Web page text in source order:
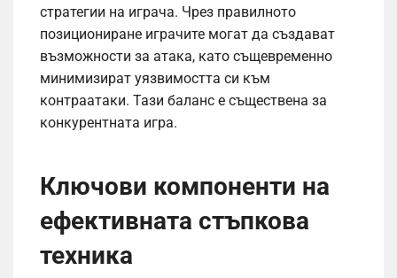
стратегии на играча. Чрез правилното
позициониране играчите могат да създават
възможности за атака, като същевременно
минимизират уязвимостта си към
контраатаки. Тази баланс е съществена за
конкурентната игра.
Ключови компоненти на
ефективната стъпкова
техника